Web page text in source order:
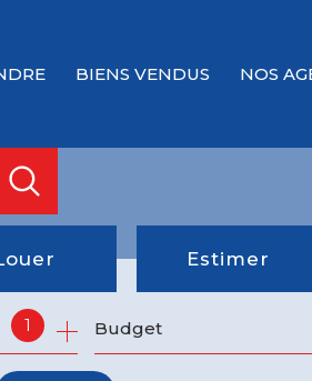
BIENS VENDUS NOS
l'année
Estimer
1 Budget